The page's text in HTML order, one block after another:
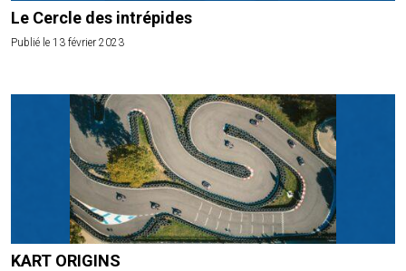
Le Cercle des intrépides
Publié le 13 février 2023
KART ORIGINS